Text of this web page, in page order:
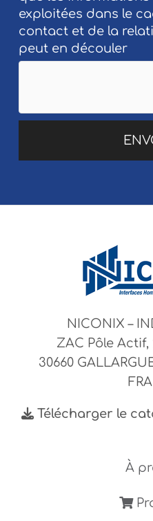
exploitées dans le
contact et de la
peut en découler
NICONIX –
ZAC Pôle
30660
Télécharger le
À